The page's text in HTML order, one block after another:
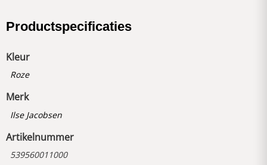
Productspecificaties
Kleur
Roze
Merk
Ilse Jacobsen
Artikelnummer
539560011000